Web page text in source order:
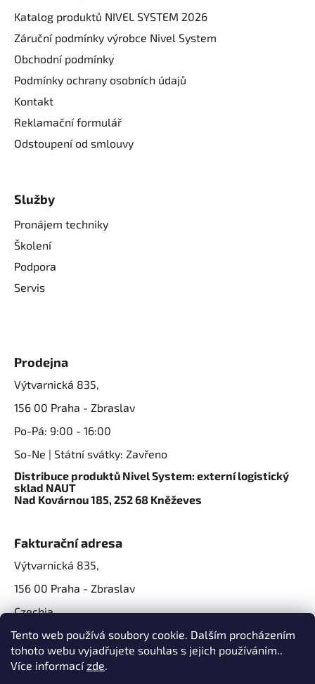
Tento web používá soubory cookie. Dalším procházením
tohoto webu vyjadřujete souhlas s jejich používáním..
Více informacízde.
Katalog produktů NIVEL SYSTEM 2026
Záruční podmínky výrobce Nivel System
Obchodní podmínky
Podmínky ochrany osobních údajů
Kontakt
Reklamační formulář
Odstoupení od smlouvy
Služby
Pronájem techniky
Školení
Podpora
Servis
Prodejna
Výtvarnická 835,
156 00 Praha - Zbraslav
Po-Pá: 9:00 - 16:00
So-Ne | Státní svátky: Zavřeno
Distribuce produktů Nivel System: externí logistický
sklad NAUT
Nad Kovárnou 185, 252 68 Kněževes
Fakturační adresa
Výtvarnická 835,
156 00 Praha - Zbraslav
Czechia
IČO: 07724861
IČ DPH: CZ07724861